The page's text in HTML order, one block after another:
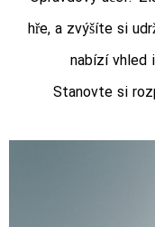
hře, a zvýšíte si
nabízí vhled
Stanovte si